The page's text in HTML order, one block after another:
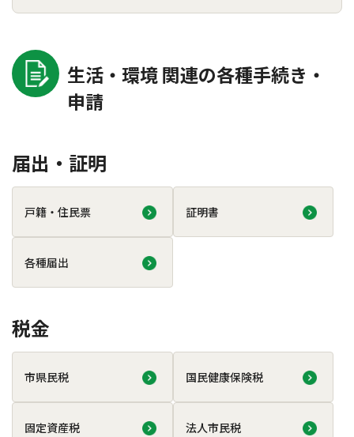
生活・環境 関連の各種手続き・
申請
届出・証明
戸籍・住民票 証明書
各種届出
税金
市県民税 国民健康保険税
固定資産税 法人市民税